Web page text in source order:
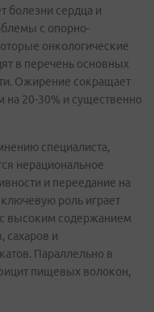
болезни сердца и
с опорно-
онкологические
в перечень основных
Ожирение сокращает
на 20-30% и существенно
специалиста,
нерациональное
и переедание на
роль играет
высоким содержанием
сахаров и
Параллельно в
пищевых волокон,